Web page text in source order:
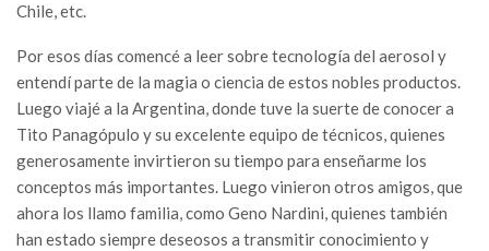
Chile, etc.
Por esos días comencé a leer sobre tecnología del aerosol y
entendí parte de la magia o ciencia de estos nobles productos.
Luego viajé a la Argentina, donde tuve la suerte de conocer a
Tito Panagópulo y su excelente equipo de técnicos, quienes
generosamente invirtieron su tiempo para enseñarme los
conceptos más importantes. Luego vinieron otros amigos, que
ahora los llamo familia, como Geno Nardini, quienes también
han estado siempre deseosos a transmitir conocimiento y